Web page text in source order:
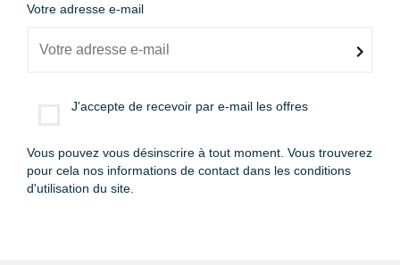
Votre adresse e-mail
J'accepte de recevoir par e-mail les offres
Vous pouvez vous désinscrire à tout moment. Vous trouverez
pour cela nos informations de contact dans les conditions
d'utilisation du site.